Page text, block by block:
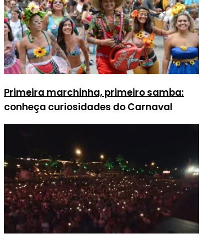
Primeira marchinha, primeiro samba:
conheça curiosidades do Carnaval